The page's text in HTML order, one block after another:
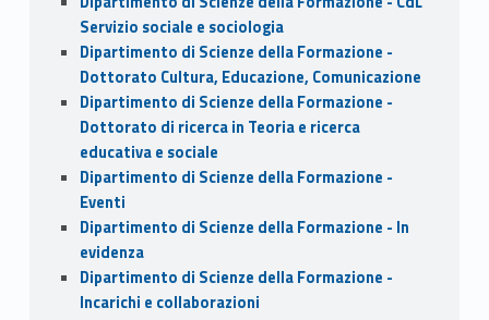
Servizio sociale e sociologia
Dipartimento di Scienze della Formazione -
Dottorato Cultura, Educazione, Comunicazione
Dipartimento di Scienze della Formazione -
Dottorato di ricerca in Teoria e ricerca
educativa e sociale
Dipartimento di Scienze della Formazione -
Eventi
Dipartimento di Scienze della Formazione - In
evidenza
Dipartimento di Scienze della Formazione -
Incarichi e collaborazioni